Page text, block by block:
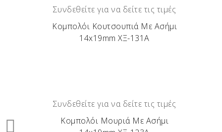
Συνδεθείτε για να δείτε τις τιμές
Κομπολόι Κουτσουπιά Με Ασήμι
14x19mm ΧΞ-131Α
Συνδεθείτε για να δείτε τις τιμές
Κομπολόι Μουριά Με Ασήμι